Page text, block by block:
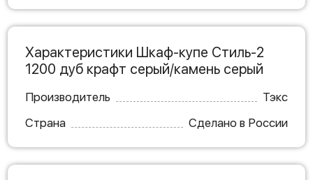
Характеристики Шкаф-купе Стиль-2
1200 дуб крафт серый/камень серый
Производитель
Тэкс
Страна
Сделано в России